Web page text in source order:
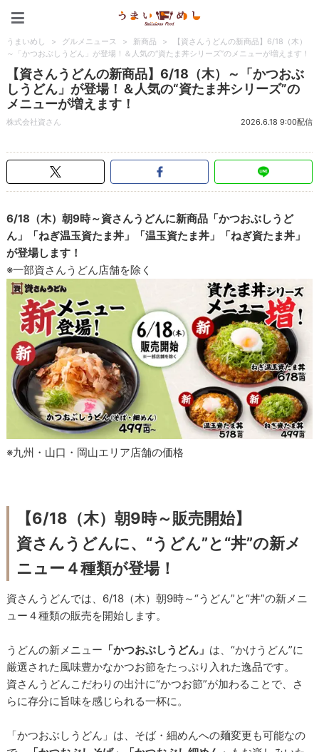
うまいめし > グルメニュース > 新商品 >
【資さんうどんの新商品】6/18（木）
～「かつおぶしうどん」が登場！＆人気の“資たま丼シリーズ”のメニューが増えます！
【資さんうどんの新商品】6/18（木）～「かつおぶ
しうどん」が登場！＆人気の“資たま丼シリーズ”の
メニューが増えます！
株式会社資さん 2026.6.18 9:00配信
6/18（木）朝9時～資さんうどんに新商品「かつおぶしうど
ん」「ねぎ温玉資たま丼」「温玉資たま丼」「ねぎ資たま丼」
が登場します！
※一部資さんうどん店舗を除く
※九州・山口・岡山エリア店舗の価格
【6/18（木）朝9時～販売開始】
資さんうどんに、“うどん”と“丼”の新メ
ニュー４種類が登場！
資さんうどんでは、6/18（木）朝9時～“うどん”と“丼”の新メニ
ュー４種類の販売を開始します。
うどんの新メニュー 「かつおぶしうどん」 は、“かけうどん”に
厳選された風味豊かなかつお節をたっぷり入れた逸品です。
資さんうどんこだわりの出汁に“かつお節”が加わることで、さ
らに存分に旨味を感じられる一杯に。
「かつおぶしうどん」は、そば・細めんへの麺変更も可能なの